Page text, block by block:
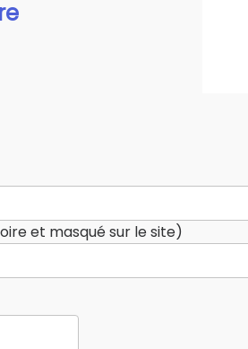
et masqué sur le site)